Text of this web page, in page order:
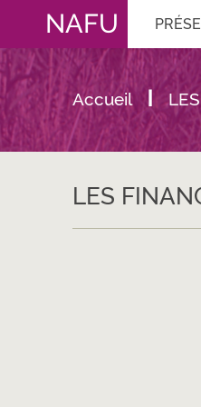
NAFU
Accueil
LES